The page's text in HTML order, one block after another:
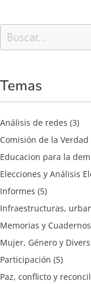
Temas
Análisis de redes (3)
Comisión de la Verdad
Educacion para la
Elecciones y Análisis
Informes (5)
Infraestructuras,
Memorias y
Mujer, Género y
Participación (5)
Paz, conflicto y